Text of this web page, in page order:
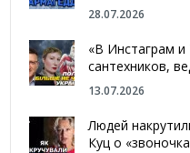
28.07.2026
«В Инстаграм
сантехников,
13.07.2026
Людей
Куц о